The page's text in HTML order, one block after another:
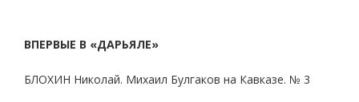
ВПЕРВЫЕ В «ДАРЬЯЛЕ»
БЛОХИН Николай. Михаил Булгаков на Кавказе. № 3